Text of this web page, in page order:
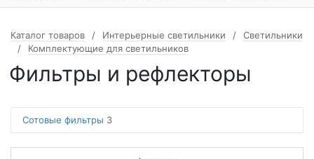
Каталог товаров Интерьерные светильники
Светильники
Комплектующие для светильников
Фильтры и рефлекторы
Сотовые фильтры 3